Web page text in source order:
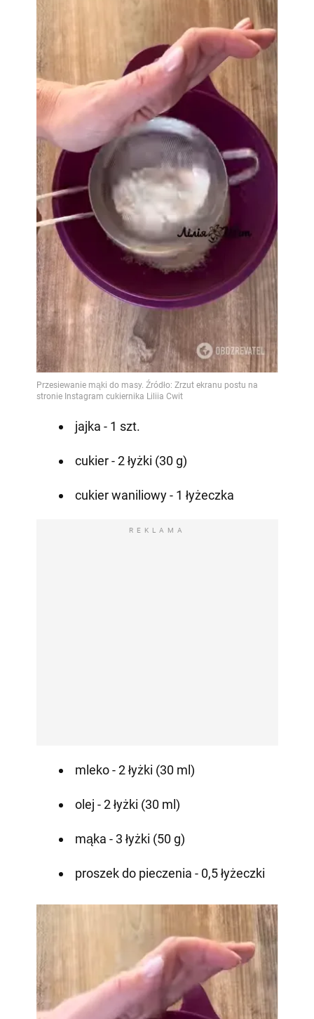
jajka - 1 szt.
cukier - 2 łyżki (30 g)
cukier waniliowy - 1 łyżeczka
REKLAMA
mleko - 2 łyżki (30 ml)
olej - 2 łyżki (30 ml)
mąka - 3 łyżki (50 g)
proszek do pieczenia - 0,5 łyżeczki